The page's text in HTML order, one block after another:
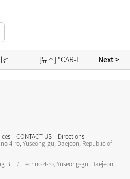
전
[뉴스] "CAR-T
잡아라"…K-바이오,
Next >
CONTACT US Directions
4-ro, Yuseong-gu, Daejeon, Republic of
B, 17, Techno 4-ro, Yuseong-gu, Daejeon,